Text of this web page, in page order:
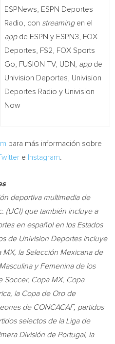
ESPNews, ESPN Deportes
Radio, con streamingen el
app de ESPN y ESPN3, FOX
Deportes, FS2, FOX Sports
Go, FUSION TV, UDN, appde
Univision Deportes, Univision
Deportes Radio y Univision
Now
para más información sobre
e Instagram
deportiva multimedia de
(UCI) que también incluye a
en español en los Estados
de Univision Deportes incluye
MX, la Selección Mexicana de
y Femenina de los
Soccer, Copa MX, Copa
la Copa de Oro de
de CONCACAF, partidos
selectos de la Liga de
División de Portugal, la